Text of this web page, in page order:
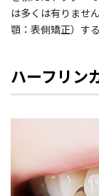
は多くは有りませ
顎：表側矯正）す
ハーフリン